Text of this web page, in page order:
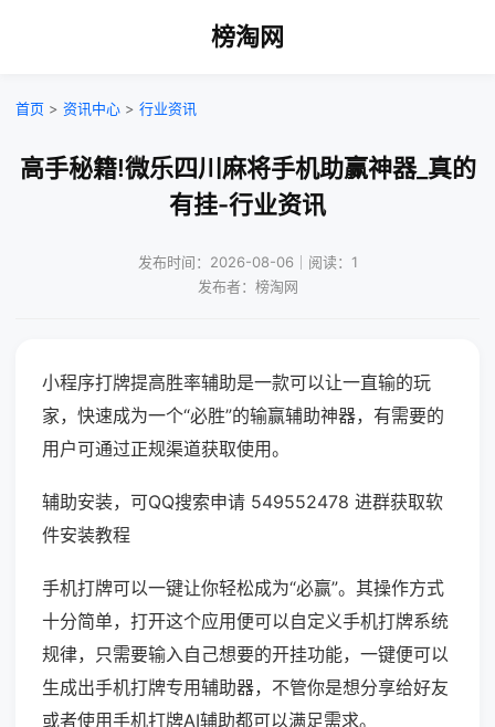
榜淘网
首页 > 资讯中心 > 行业资讯
高手秘籍!微乐四川麻将手机助赢神器_真的
有挂-行业资讯
发布时间：2026-08-06｜阅读：1
发布者：榜淘网
小程序打牌提高胜率辅助是一款可以让一直输的玩
家，快速成为一个“必胜”的输赢辅助神器，有需要的
用户可通过正规渠道获取使用。
辅助安装，可QQ搜索申请 549552478 进群获取软
件安装教程
手机打牌可以一键让你轻松成为“必赢”。其操作方式
十分简单，打开这个应用便可以自定义手机打牌系统
规律，只需要输入自己想要的开挂功能，一键便可以
生成出手机打牌专用辅助器，不管你是想分享给好友
或者使用手机打牌AI辅助都可以满足需求。